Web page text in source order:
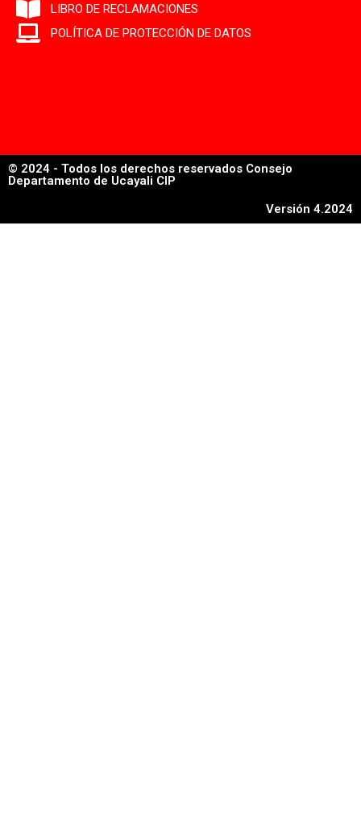
LIBRO DE RECLAMACIONES
POLÍTICA DE PROTECCIÓN DE DATOS
© 2024 - Todos los derechos reservados Consejo
Departamento de Ucayali CIP
Versión 4.2024